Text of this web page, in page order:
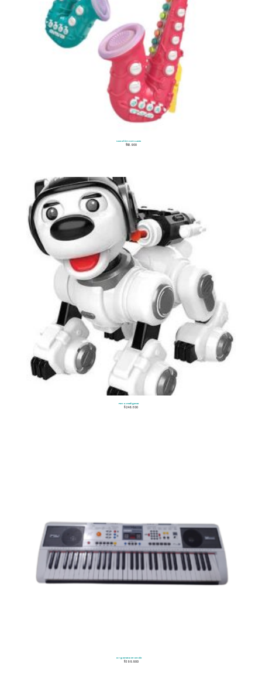
Saxofón con Luces
$113.900
Perro Inteligente
$246.800
Organeta Grande
$399.900